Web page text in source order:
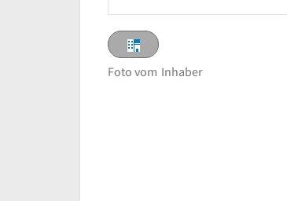
Foto vom Inhaber